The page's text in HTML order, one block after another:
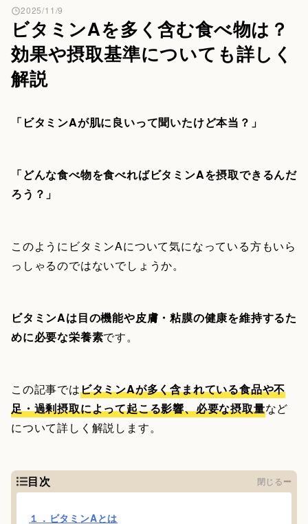
ビタミンAを多く含む食べ物は？
効果や摂取基準についても詳しく
解説
2025/11/9
「ビタミンAが肌に良いって聞いたけど本当？」
「どんな食べ物を食べればビタミンAを摂取できるんだ
ろう？」
このようにビタミンAについて気になっている方もいら
っしゃるのではないでしょうか。
ビタミンAは目の機能や皮膚・粘膜の健康を維持するた
めに必要な栄養素です。
この記事ではビタミンAが多く含まれている食品や不
足・過剰摂取によって起こる影響、必要な摂取量など
について詳しく解説します。
目次 閉じる
１．ビタミンAとは